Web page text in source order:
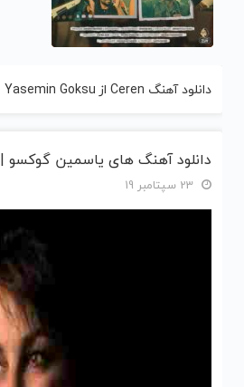
دانلود آهنگ Ceren از Yasemin Goksu یاسمین گوکسو
دانلود آهنگ های یاسمین گوکسو | Yasemin Goksu